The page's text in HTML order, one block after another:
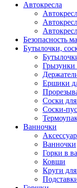
Автокресла
Безопасность
Бутылочки,
Ершики
Соски
Соски-
Ванночки
Ванночки
Горки в
Ковши
Круги